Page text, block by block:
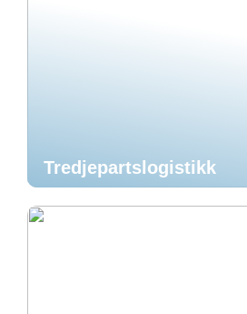
Tredjepartslogistikk